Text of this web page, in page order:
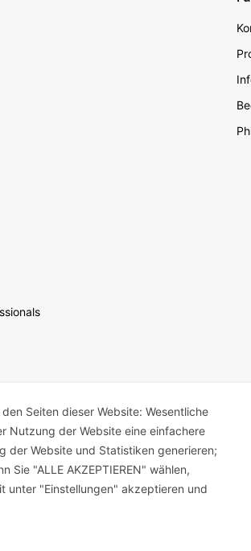
Nutzung
Seiten dieser Website: Wesentliche
Nutzung der Website eine einfachere
der Website und Statistiken generieren;
"ALLE AKZEPTIEREN" wählen,
unter "Einstellungen" akzeptieren und